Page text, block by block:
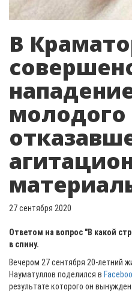
В
молодого
27 сентября 2020
Ответом на вопрос "В какой
в спину.
Вечером 27 сентября 20-летний
Науматуллов поделился в
результате которого он